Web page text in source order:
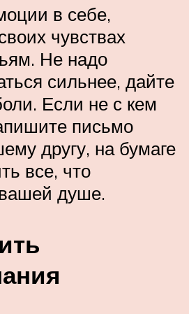
в себе,
чувствах
Не надо
сильнее, дайте
Если не с кем
письмо
другу, на бумаге
все, что
душе.